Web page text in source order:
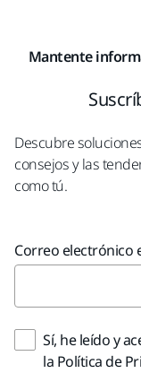
Mantente
Descubre
consejos y las
como tú.
Correo electrónico
Sí, he leído y
la Política de